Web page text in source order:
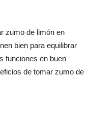
zumo de limón en
bien para equilibrar
funciones en buen
de tomar zumo de